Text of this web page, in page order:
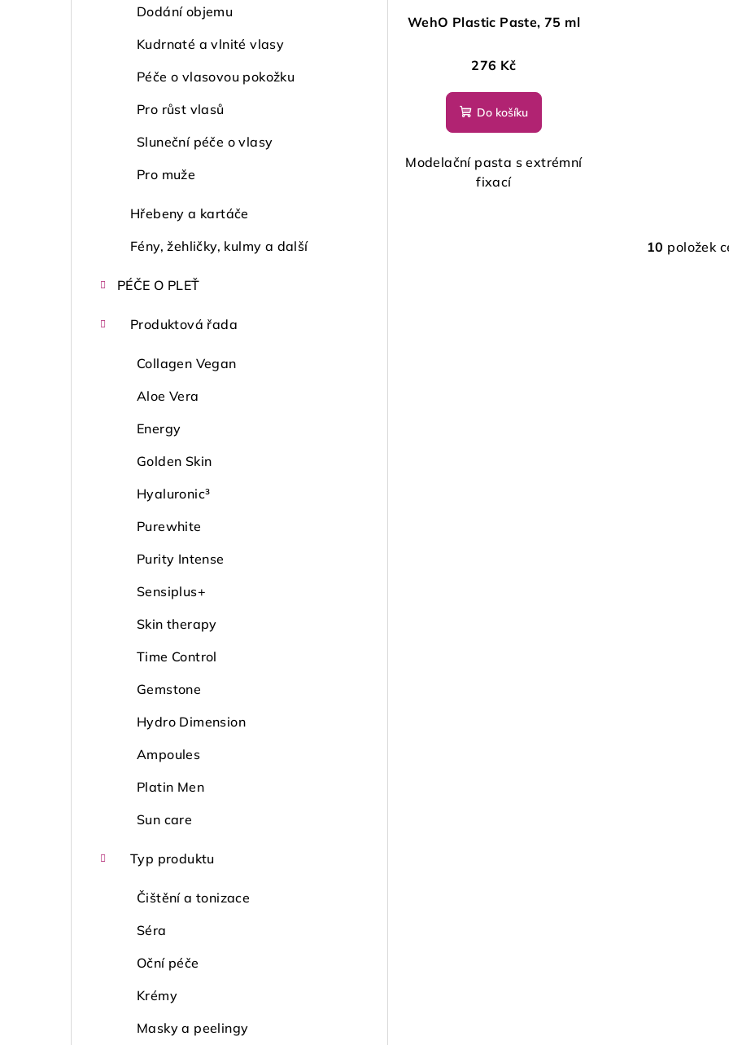
Dodání objemu
Kudrnaté a vlnité vlasy
Péče o vlasovou pokožku
Pro růst vlasů
Sluneční péče o vlasy
Pro muže
Hřebeny a kartáče
Fény, žehličky, kulmy a další
PÉČE O PLEŤ
Produktová řada
Collagen Vegan
Aloe Vera
Energy
Golden Skin
Hyaluronic³
Purewhite
Purity Intense
Sensiplus+
Skin therapy
Time Control
Gemstone
Hydro Dimension
Ampoules
Platin Men
Sun care
Typ produktu
Čištění a tonizace
Séra
Oční péče
Krémy
Masky a peelingy
WehO Plastic Paste, 75 ml
276 Kč
Do košíku
Modelační pasta s extrémní
fixací
O
10 položek